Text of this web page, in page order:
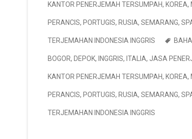
KANTOR PENERJEMAH TERSUMPAH, KOREA,
PERANCIS, PORTUGIS, RUSIA, SEMARANG,
TERJEMAHAN INDONESIA INGGRIS
BOGOR, DEPOK, INGGRIS, ITALIA, JASA
KANTOR PENERJEMAH TERSUMPAH, KOREA,
PERANCIS, PORTUGIS, RUSIA, SEMARANG,
TERJEMAHAN INDONESIA INGGRIS